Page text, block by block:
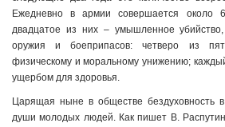
Ежедневно в армии совершается около
двадцатое из них – умышленное
оружия и боеприпасов: четверо из
физическому и моральному унижению;
ущербом для здоровья.
Царящая ныне в обществе бездуховность
души молодых людей. Как пишет В.